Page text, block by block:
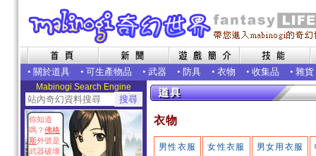
• 關於道具 • 可生產物品 • 武器 • 防具 • 衣物 • 收集品 • 雜貨
Mabinogi Search Engine
你知道
嗎？ 佛格
斯外號是
武器破壞
衣物
男性衣服 女性衣服 男女用衣服